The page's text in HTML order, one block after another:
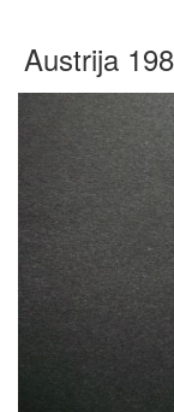
Austrija